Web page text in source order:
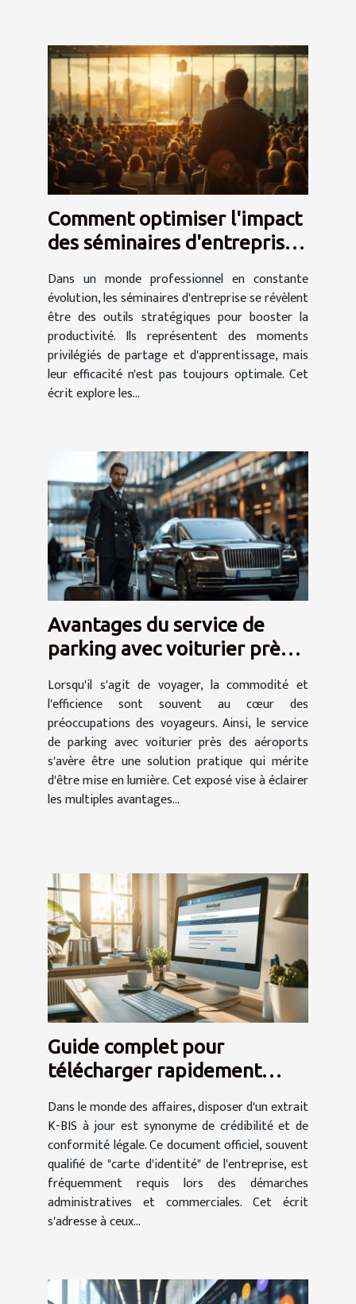
Comment optimiser l'impact
des séminaires d'entreprise
Dans un monde professionnel en constante
évolution, les séminaires d'entreprise se révèlent
être des outils stratégiques pour booster la
productivité. Ils représentent des moments
privilégiés de partage et d'apprentissage, mais
leur efficacité n'est pas toujours optimale. Cet
écrit explore les...
Avantages du service de
parking avec voiturier près
Lorsqu'il s'agit de voyager, la commodité et
l'efficience sont souvent au cœur des
préoccupations des voyageurs. Ainsi, le service
de parking avec voiturier près des aéroports
s'avère être une solution pratique qui mérite
d'être mise en lumière. Cet exposé vise à éclairer
les multiples avantages...
Guide complet pour
télécharger rapidement
Dans le monde des affaires, disposer d'un extrait
K-BIS à jour est synonyme de crédibilité et de
conformité légale. Ce document officiel, souvent
qualifié de "carte d'identité" de l'entreprise, est
fréquemment requis lors des démarches
administratives et commerciales. Cet écrit
s'adresse à ceux...